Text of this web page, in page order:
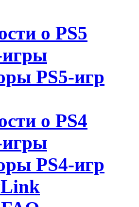
о PS5
игры
PS5-игр
о PS4
игры
PS4-игр